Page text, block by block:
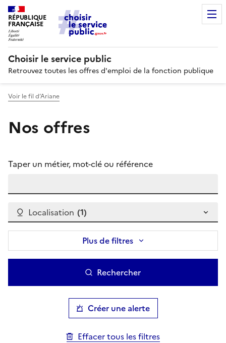
RÉPUBLIQUE
FRANÇAISE
Choisir le service public
Retrouvez toutes les offres d'emploi de la fonction publique
Voir le fil d’Ariane
Nos offres
Taper un métier, mot-clé ou référence
Localisation (1 filtre actif)
(1)
Plus de filtres
Rechercher
Créer une alerte
Effacer tous les filtres